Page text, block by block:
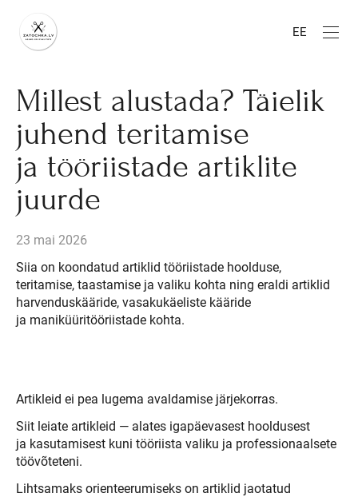
EE
Millest alustada? Täielik
juhend teritamise
ja tööriistade artiklite
juurde
23 mai 2026
Siia on koondatud artiklid tööriistade hoolduse,
teritamise, taastamise ja valiku kohta ning eraldi artiklid
harvenduskääride, vasakukäeliste kääride
ja maniküüritööriistade kohta.
Artikleid ei pea lugema avaldamise järjekorras.
Siit leiate artikleid — alates igapäevasest hooldusest
ja kasutamisest kuni tööriista valiku ja professionaalsete
töövõteteni.
Lihtsamaks orienteerumiseks on artiklid jaotatud